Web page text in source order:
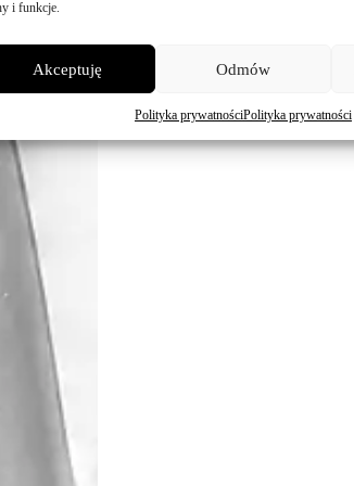
i funkcje.
Akceptuję Odmów
Polityka prywatnościPolityka prywatności